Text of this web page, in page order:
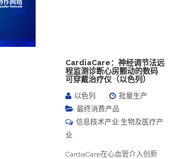
CardiaCare：神经调节法远
程监测诊断心房颤动的数码
可穿戴治疗仪（以色列）
以色列
批量生产
最终消费产品
信息技术产业 生物及医疗产
业
CardiaCare在心血管介入创新